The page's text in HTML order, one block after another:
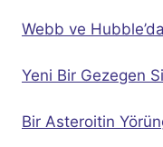
Webb ve
Yeni Bir Gezegen
Bir Asteroitin